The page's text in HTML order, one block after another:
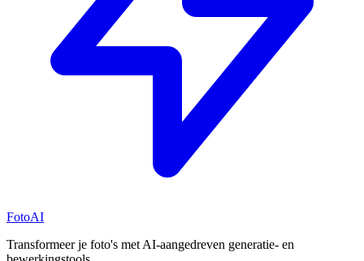
FotoAI
Transformeer je foto's met AI-aangedreven generatie- en